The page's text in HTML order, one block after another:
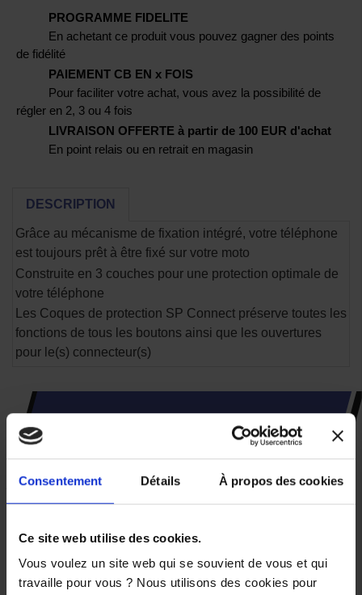
Consentement Détails À propos des cookies
Ce site web utilise des cookies.
Vous voulez un site web qui se souvient de vous et qui
travaille pour vous ? Nous utilisons des cookies pour
PROGRAMME FIDELITE
En achetant ce produit vous pouvez gagner des points
de fidélité
PAIEMENT CB EN x FOIS
Pour faciliter votre achat, vous avez la possibilité de
régler en 2, 3 ou 4 fois
LIVRAISON OFFERTE à partir de 100 EUR d'achat
En point relais ou en retrait en magasin
DESCRIPTION
Grâce au mécanisme de fixation intégré, votre téléphone
est toujours prêt à être fixé sur votre moto
Construite en 3 couches pour une protection optimale de
votre téléphone
Les Coques de protection SP Connect préserve toutes les
fonctions de tous les boutons ainsi que les ouvertures
pour le(s) connecteur(s)
CES PRODUITS SONT
SUSCEPTIBLES DE VOUS
INTÉRESSER